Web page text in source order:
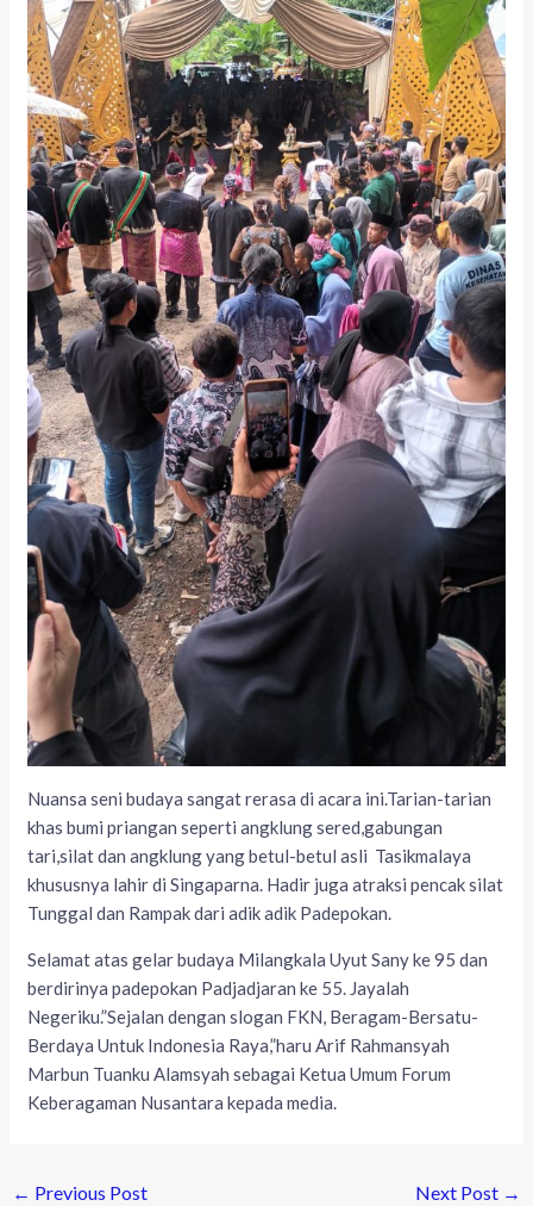
Nuansa seni budaya sangat rerasa di acara ini.Tarian-tarian
khas bumi priangan seperti angklung sered,gabungan
tari,silat dan angklung yang betul-betul asli Tasikmalaya
khususnya lahir di Singaparna. Hadir juga atraksi pencak silat
Tunggal dan Rampak dari adik adik Padepokan.
Selamat atas gelar budaya Milangkala Uyut Sany ke 95 dan
berdirinya padepokan Padjadjaran ke 55. Jayalah
Negeriku.”Sejalan dengan slogan FKN, Beragam-Bersatu-
Berdaya Untuk Indonesia Raya,”haru Arif Rahmansyah
Marbun Tuanku Alamsyah sebagai Ketua Umum Forum
Keberagaman Nusantara kepada media.
← Previous Post Next Post →